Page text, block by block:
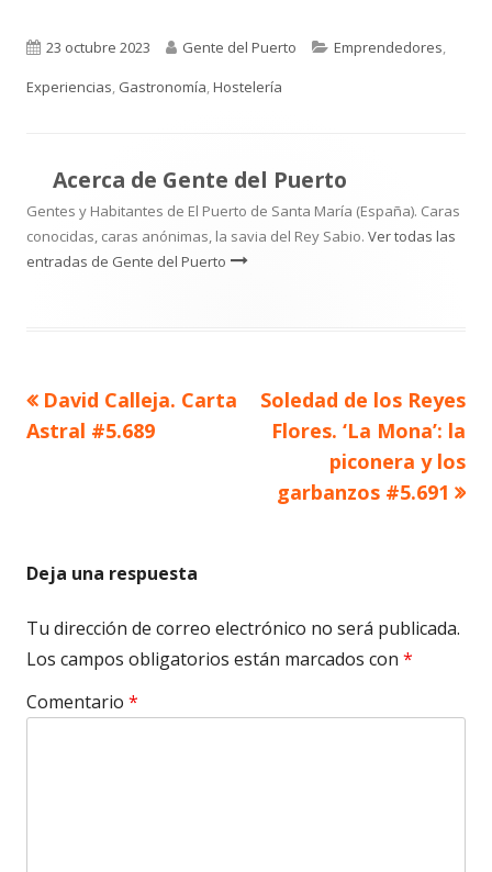
Publicado
el
23 octubre 2023 Autor
Gente del Puerto Categorías
Emprendedores,
Experiencias, Gastronomía,Hostelería
Acerca de Gente del Puerto
Gentes y Habitantes de El Puerto de Santa María (España). Caras
conocidas, caras anónimas, la savia del Rey Sabio. Ver todas las
entradas de Gente del Puerto
Navegación
Artículo
anterior
David Calleja. Carta
Astral #5.689
Artículo
siguiente
Soledad de los Reyes
Flores. ‘La Mona’: la
piconera y los
garbanzos #5.691
Deja una respuesta
Tu dirección de correo electrónico no será publicada.
Los campos obligatorios están marcados con *
Comentario *